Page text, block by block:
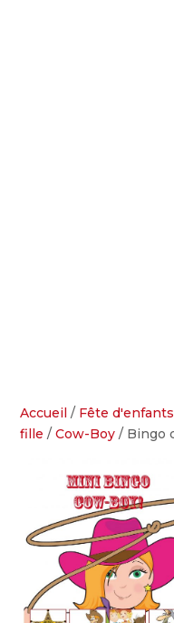
Accueil / Fête d'enfants
fille /Cow-Boy / Bingo